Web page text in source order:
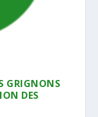
GRIGNONS
DES